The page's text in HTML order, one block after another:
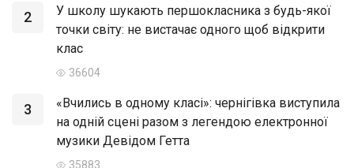
2
У школу шукають першокласника з будь-якої
точки світу: не вистачає одного щоб відкрити
клас
36604
3
«Вчились в одному класі»: чернігівка виступила
на одній сцені разом з легендою електронної
музики Девідом Гетта
35883